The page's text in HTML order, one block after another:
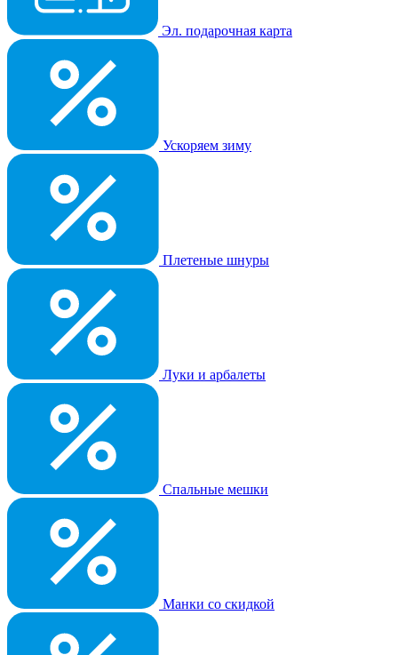
Эл. подарочная карта
Ускоряем зиму
Плетеные шнуры
Луки и арбалеты
Спальные мешки
Манки со скидкой